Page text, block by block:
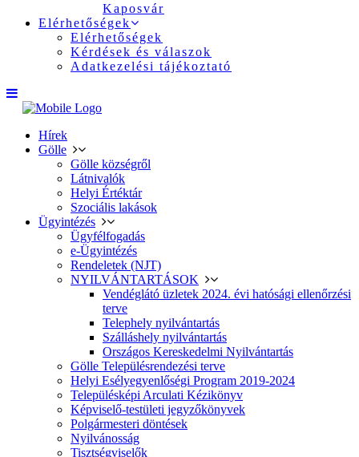
Kaposvár
Elérhetőségek
Elérhetőségek
Kérdések és válaszok
Adatkezelési tájékoztató
Hírek
Gölle
Gölle községről
Látnivalók
Helyi Értéktár
Szociális lakások
Ügyintézés
Ügyfélfogadás
e-Ügyintézés
Rendeletek (NJT)
NYILVÁNTARTÁSOK
Vendéglátó üzletek 2024. évi hatósági ellenőrzési
terve
Telephely nyilvántartás
Szálláshely nyilvántartás
Országos Kereskedelmi Nyilvántartás
Gölle Településrendezési terve
Helyi Esélyegyenlőségi Program 2019-2024
Településképi Arculati Kézikönyv
Képviselő-testületi jegyzőkönyvek
Polgármesteri döntések
Nyilvánosság
Tisztségviselők